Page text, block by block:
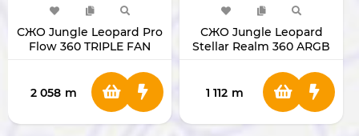
СЖО Jungle Leopard Pro
Flow 360 TRIPLE FAN
2 058 m
СЖО Jungle Leopard
Stellar Realm 360 ARGB
1 112 m